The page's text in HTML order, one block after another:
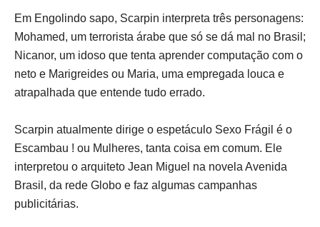
Em Engolindo sapo, Scarpin interpreta três personagens:
Mohamed, um terrorista árabe que só se dá mal no Brasil;
Nicanor, um idoso que tenta aprender computação com o
neto e Marigreides ou Maria, uma empregada louca e
atrapalhada que entende tudo errado.
Scarpin atualmente dirige o espetáculo Sexo Frágil é o
Escambau ! ou Mulheres, tanta coisa em comum. Ele
interpretou o arquiteto Jean Miguel na novela Avenida
Brasil, da rede Globo e faz algumas campanhas
publicitárias.